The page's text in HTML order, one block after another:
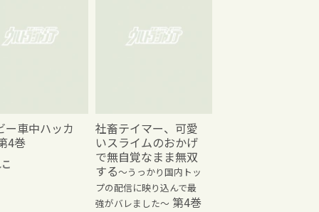
ー車中ハッカ
4巻
社畜テイマー、可愛
いスライムのおかげ
で無自覚なまま無双
する～うっかり国内トッ
プの配信に映り込んで最
強がバレました～ 第4巻